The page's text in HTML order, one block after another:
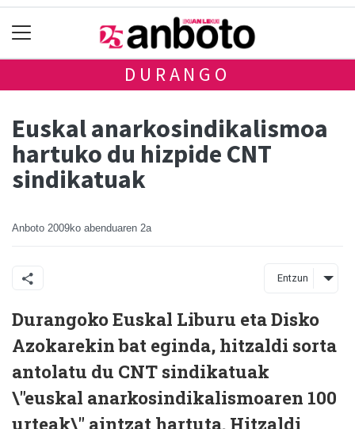
DURANGO
Euskal anarkosindikalismoa
hartuko du hizpide CNT
sindikatuak
Anboto 2009ko abenduaren 2a
Entzun
Durangoko Euskal Liburu eta Disko
Azokarekin bat eginda, hitzaldi sorta
antolatu du CNT sindikatuak
\"euskal anarkosindikalismoaren 100
urteak\" aintzat hartuta. Hitzaldi